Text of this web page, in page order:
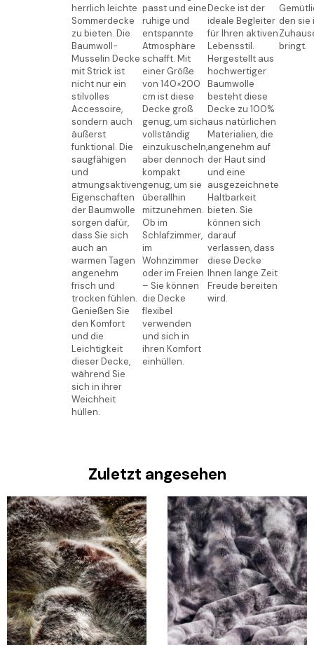
herrlich leichte
Sommerdecke
zu bieten. Die
Baumwoll-
Musselin Decke
mit Strick ist
nicht nur ein
stilvolles
Accessoire,
sondern auch
äußerst
funktional. Die
saugfähigen
und
atmungsaktiven
Eigenschaften
der Baumwolle
sorgen dafür,
dass Sie sich
auch an
warmen Tagen
angenehm
frisch und
trocken fühlen.
Genießen Sie
den Komfort
und die
Leichtigkeit
dieser Decke,
während Sie
sich in ihrer
Weichheit
hüllen.
passt und eine
ruhige und
entspannte
Atmosphäre
schafft. Mit
einer Größe
von 140×200
cm ist diese
Decke groß
genug, um sich
vollständig
einzukuscheln,
aber dennoch
kompakt
genug, um sie
überallhin
mitzunehmen.
Ob im
Schlafzimmer,
im
Wohnzimmer
oder im Freien
– Sie können
die Decke
flexibel
verwenden
und sich in
ihren Komfort
einhüllen.
Decke ist der
ideale Begleiter
für Ihren aktiven
Lebensstil.
Hergestellt aus
hochwertiger
Baumwolle
besteht diese
Decke zu 100%
aus natürlichen
Materialien, die
angenehm auf
der Haut sind
und eine
ausgezeichnete
Haltbarkeit
bieten. Sie
können sich
darauf
verlassen, dass
diese Decke
Ihnen lange Zeit
Freude bereiten
wird.
den sie
bringt.
Zuletzt angesehen